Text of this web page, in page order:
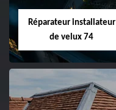
Réparateur installateur
de velux 74